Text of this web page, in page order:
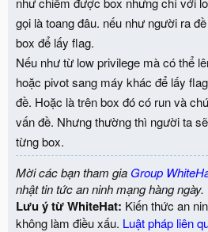
gọi là toang đâu. nếu như người ra
box để lấy flag.
Nếu như từ low privilege mà có thể
hoặc pivot sang máy khác để lấy
đề. Hoặc là trên box đó có run và
vấn đề. Nhưng thường thì người ta
từng box.
Mời các bạn tham gia Group
nhật tin tức an ninh mạng hàng ngày.
Lưu ý từ WhiteHat: Kiến thức an
không làm điều xấu. Luật pháp liên